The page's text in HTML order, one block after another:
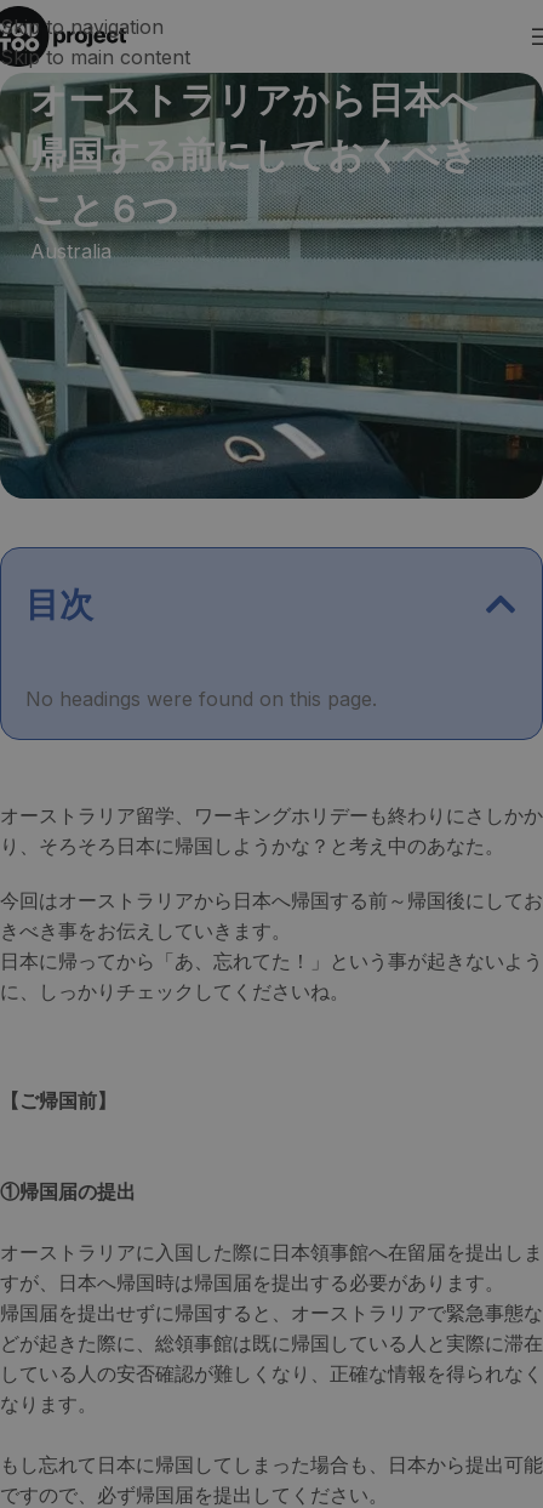
Skip to navigation
Skip to main content
オーストラリアから日本へ
帰国する前にしておくべき
こと６つ
Australia
目次
No headings were found on this page.
オーストラリア留学、ワーキングホリデーも終わりにさしかか
り、そろそろ日本に帰国しようかな？と考え中のあなた。
今回はオーストラリアから日本へ帰国する前～帰国後にしてお
きべき事をお伝えしていきます。
日本に帰ってから「あ、忘れてた！」という事が起きないよう
に、しっかりチェックしてくださいね。
【ご帰国前】
①帰国届の提出
オーストラリアに入国した際に日本領事館へ在留届を提出しま
すが、日本へ帰国時は帰国届を提出する必要があります。
帰国届を提出せずに帰国すると、オーストラリアで緊急事態な
どが起きた際に、総領事館は既に帰国している人と実際に滞在
している人の安否確認が難しくなり、正確な情報を得られなく
なります。
もし忘れて日本に帰国してしまった場合も、日本から提出可能
ですので、必ず帰国届を提出してください。